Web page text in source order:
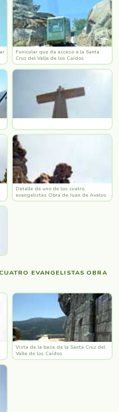
Funicular que da acceso a la Santa
Cruz del Valle de los Caídos
Detalle de uno de los cuatro
evangelistas Obra de Juan de Avalos
EVANGELISTAS OBRA
Vista de la base de la Santa Cruz del
Valle de los Caídos